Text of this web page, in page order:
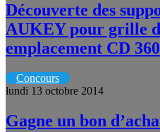
Découverte des
AUKEY pour grille
emplacement CD
Concours
lundi 13 octobre 2014
Gagne un bon